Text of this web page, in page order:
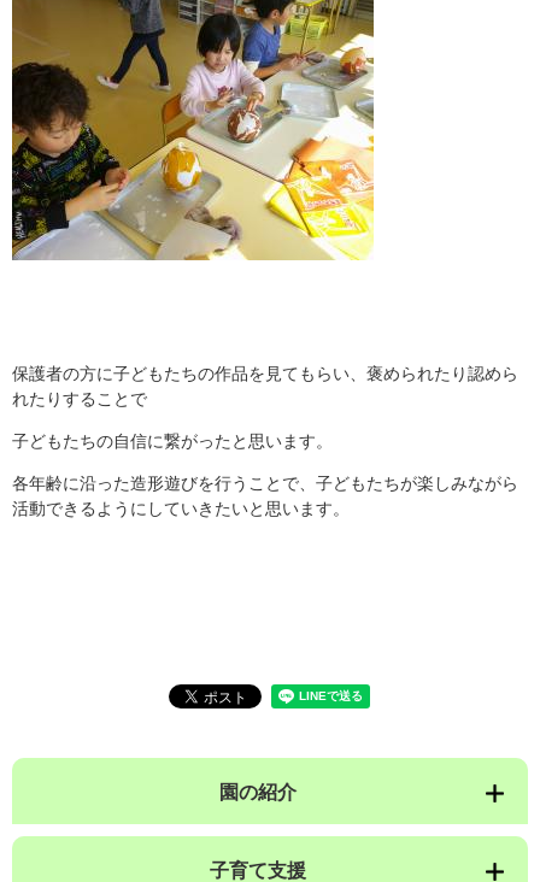
保護者の方に子どもたちの作品を見てもらい、褒められたり認めら
れたりすることで
子どもたちの自信に繋がったと思います。
各年齢に沿った造形遊びを行うことで、子どもたちが楽しみながら
活動できるようにしていきたいと思います。
園の紹介
子育て支援